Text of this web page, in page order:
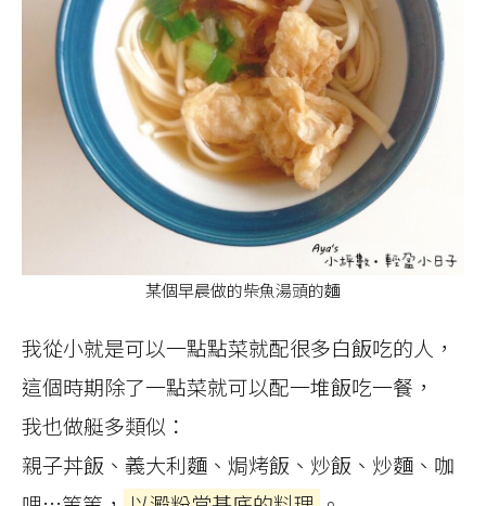
某個早晨做的柴魚湯頭的麵
我從小就是可以一點點菜就配很多白飯吃的人，
這個時期除了一點菜就可以配一堆飯吃一餐，
我也做艇多類似：
親子丼飯、義大利麵、焗烤飯、炒飯、炒麵、咖